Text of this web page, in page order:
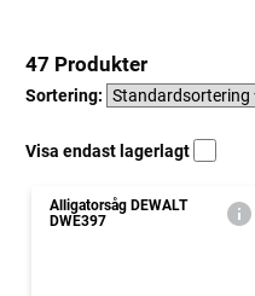
47 Produkter
Sortering:
Visa endast lagerlagt
Alligatorsåg DEWALT
DWE397